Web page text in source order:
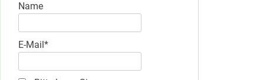
Name
E-Mail*